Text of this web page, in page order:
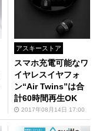
アスキーストア
スマホ充電可能なワ
イヤレスイヤフォ
ン“Air Twins”は合
計60時間再生OK
2017年08月14日 17:00